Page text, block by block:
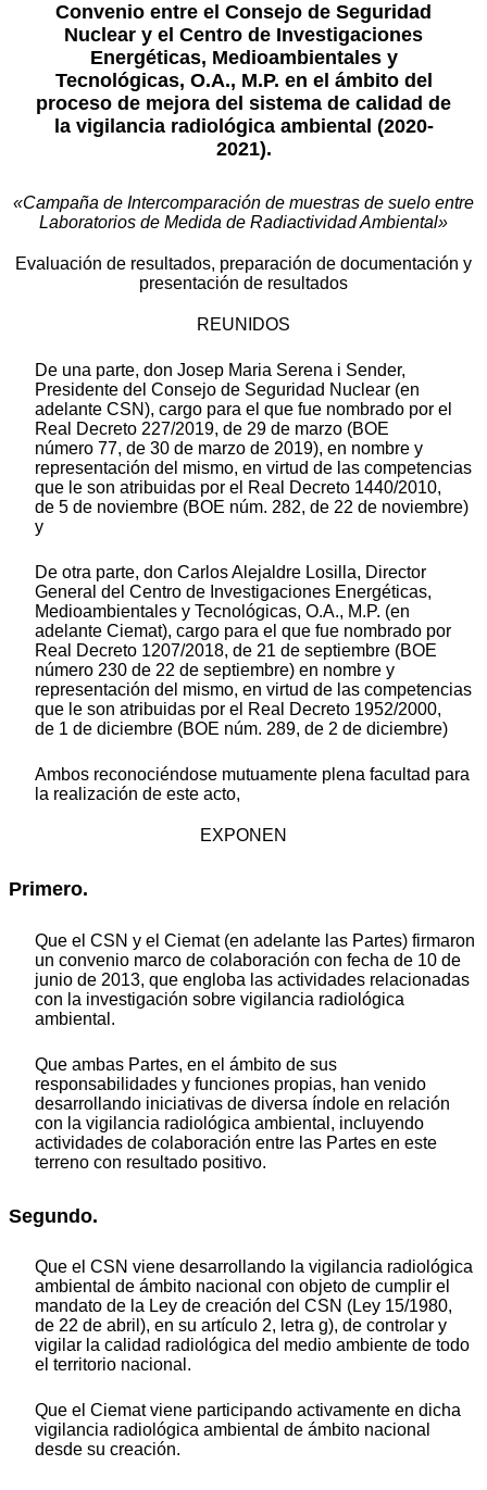
Convenio entre el Consejo de Seguridad
Nuclear y el Centro de Investigaciones
Energéticas, Medioambientales y
Tecnológicas, O.A., M.P. en el ámbito del
proceso de mejora del sistema de calidad de
la vigilancia radiológica ambiental (2020-
2021).
«Campaña de Intercomparación de muestras de suelo entre
Laboratorios de Medida de Radiactividad Ambiental»
Evaluación de resultados, preparación de documentación y
presentación de resultados
REUNIDOS
De una parte, don Josep Maria Serena i Sender,
Presidente del Consejo de Seguridad Nuclear (en
adelante CSN), cargo para el que fue nombrado por el
Real Decreto 227/2019, de 29 de marzo (BOE
número 77, de 30 de marzo de 2019), en nombre y
representación del mismo, en virtud de las competencias
que le son atribuidas por el Real Decreto 1440/2010,
de 5 de noviembre (BOE núm. 282, de 22 de noviembre)
y
De otra parte, don Carlos Alejaldre Losilla, Director
General del Centro de Investigaciones Energéticas,
Medioambientales y Tecnológicas, O.A., M.P. (en
adelante Ciemat), cargo para el que fue nombrado por
Real Decreto 1207/2018, de 21 de septiembre (BOE
número 230 de 22 de septiembre) en nombre y
representación del mismo, en virtud de las competencias
que le son atribuidas por el Real Decreto 1952/2000,
de 1 de diciembre (BOE núm. 289, de 2 de diciembre)
Ambos reconociéndose mutuamente plena facultad para
la realización de este acto,
EXPONEN
Primero.
Que el CSN y el Ciemat (en adelante las Partes) firmaron
un convenio marco de colaboración con fecha de 10 de
junio de 2013, que engloba las actividades relacionadas
con la investigación sobre vigilancia radiológica
ambiental.
Que ambas Partes, en el ámbito de sus
responsabilidades y funciones propias, han venido
desarrollando iniciativas de diversa índole en relación
con la vigilancia radiológica ambiental, incluyendo
actividades de colaboración entre las Partes en este
terreno con resultado positivo.
Segundo.
Que el CSN viene desarrollando la vigilancia radiológica
ambiental de ámbito nacional con objeto de cumplir el
mandato de la Ley de creación del CSN (Ley 15/1980,
de 22 de abril), en su artículo 2, letra g), de controlar y
vigilar la calidad radiológica del medio ambiente de todo
el territorio nacional.
Que el Ciemat viene participando activamente en dicha
vigilancia radiológica ambiental de ámbito nacional
desde su creación.